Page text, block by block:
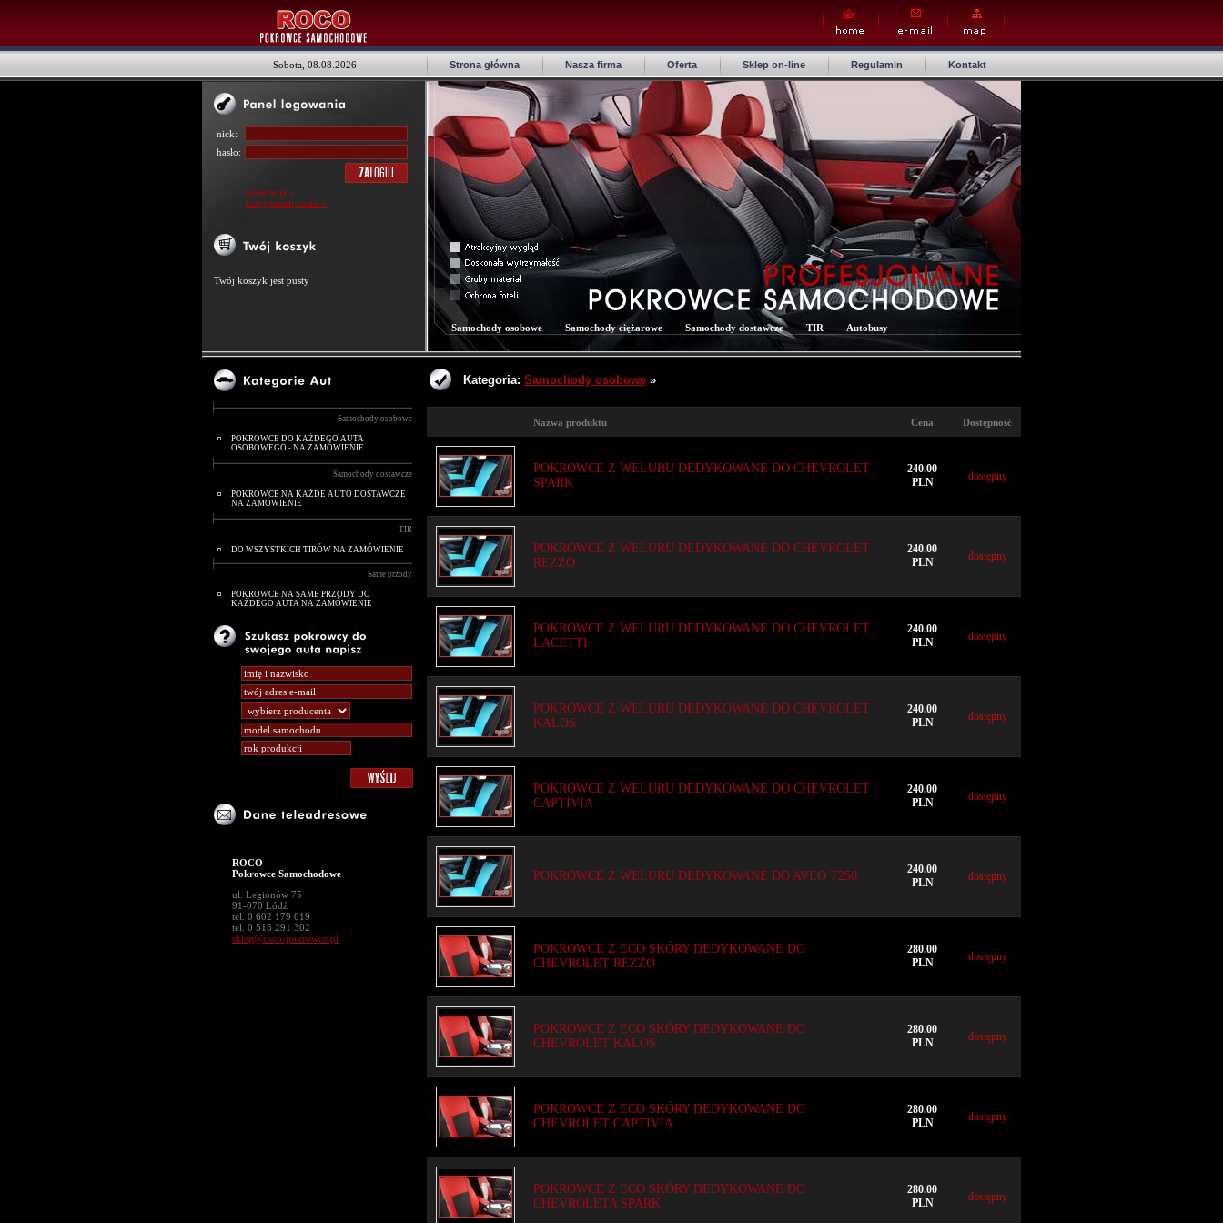
Sobota, 08.08.2026 Strona główna Nasza firma Oferta Sklep on-line Regulamin Kontakt
nick:
hasło:
rejestracja »
przypomnij hasło »
Twój koszyk jest pusty
Samochody osobowe
POKROWCE DO KAŻDEGO AUTA
OSOBOWEGO - NA ZAMÓWIENIE
Samochody dostawcze
POKROWCE NA KAŻDE AUTO DOSTAWCZE
NA ZAMÓWIENIE
TIR
DO WSZYSTKICH TIRÓW NA ZAMÓWIENIE
Same przody
POKROWCE NA SAME PRZODY DO
KAŻDEGO AUTA NA ZAMÓWIENIE
ROCO
Pokrowce Samochodowe
ul. Legionów 75
91-070 Łódź
tel. 0 602 179 019
tel. 0 515 291 302
sklep@roco-pokrowce.pl
Samochody osobowe Samochody ciężarowe Samochody dostawcze TIR Autobusy
Kategoria: Samochody osobowe »
Nazwa produktu Cena Dostępność
POKROWCE Z WELURU DEDYKOWANE DO CHEVROLET
SPARK
240.00
PLN
dostępny
POKROWCE Z WELURU DEDYKOWANE DO CHEVROLET
REZZO
240.00
PLN
dostępny
POKROWCE Z WELURU DEDYKOWANE DO CHEVROLET
LACETTI
240.00
PLN
dostępny
POKROWCE Z WELURU DEDYKOWANE DO CHEVROLET
KALOS
240.00
PLN
dostępny
POKROWCE Z WELURU DEDYKOWANE DO CHEVROLET
CAPTIVIA
240.00
PLN
dostępny
POKROWCE Z WELURU DEDYKOWANE DO AVEO T250
240.00
PLN
dostępny
POKROWCE Z ECO SKÓRY DEDYKOWANE DO
CHEVROLET REZZO
280.00
PLN
dostępny
POKROWCE Z ECO SKÓRY DEDYKOWANE DO
CHEVROLET KALOS
280.00
PLN
dostępny
POKROWCE Z ECO SKÓRY DEDYKOWANE DO
CHEVROLET CAPTIVIA
280.00
PLN
dostępny
POKROWCE Z ECO SKÓRY DEDYKOWANE DO
CHEVROLETA SPARK
280.00
PLN
dostępny